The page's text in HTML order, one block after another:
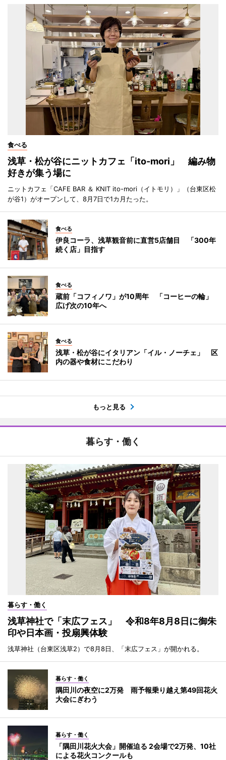
食べる
浅草・松が谷にニットカフェ「ito-mori」 編み物
好きが集う場に
ニットカフェ「CAFE BAR ＆ KNIT ito-mori（イトモリ）」（台東区松
が谷1）がオープンして、8月7日で1カ月たった。
食べる
伊良コーラ、浅草観音前に直営5店舗目 「300年
続く店」目指す
食べる
蔵前「コフィノワ」が10周年 「コーヒーの輪」
広げ次の10年へ
食べる
浅草・松が谷にイタリアン「イル・ノーチェ」 区
内の器や食材にこだわり
もっと見る
暮らす・働く
暮らす・働く
浅草神社で「末広フェス」 令和8年8月8日に御朱
印や日本画・投扇興体験
浅草神社（台東区浅草2）で8月8日、「末広フェス」が開かれる。
暮らす・働く
隅田川の夜空に2万発 雨予報乗り越え第49回花火
大会にぎわう
暮らす・働く
「隅田川花火大会」開催迫る 2会場で2万発、10社
による花火コンクールも